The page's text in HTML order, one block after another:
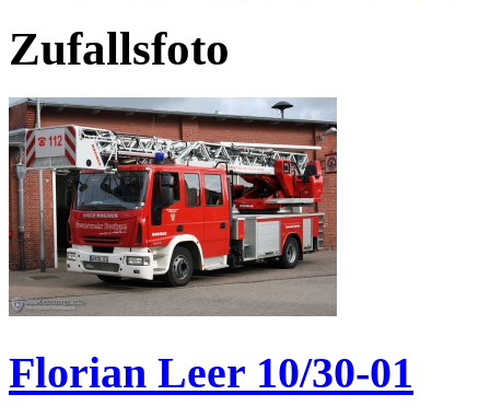
Zufallsfoto
Florian Leer 10/30-01